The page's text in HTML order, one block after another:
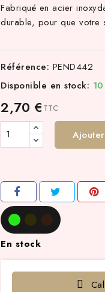
Fabriqué en acier
durable, pour que votre
Référence: PEND442
Disponible en stock:
2,70 € TTC
En stock